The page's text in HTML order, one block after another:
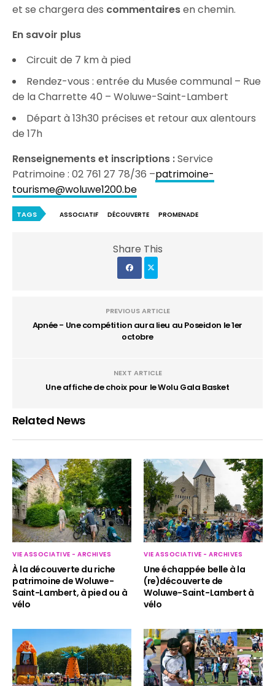
et se chargera des commentairesen chemin.
En savoir plus
Circuit de 7 km à pied
Rendez-vous : entrée du Musée communal – Rue
de la Charrette 40 – Woluwe-Saint-Lambert
Départ à 13h30 précises et retour aux alentours
de 17h
Renseignements et inscriptions :Service
Patrimoine : 02 761 27 78/36 –patrimoine-
tourisme@woluwe1200.be
TAGS ASSOCIATIF DÉCOUVERTE PROMENADE
Share This
PREVIOUS ARTICLE
Apnée - Une compétition aura lieu au Poseidon le 1er
octobre
NEXT ARTICLE
Une affiche de choix pour le Wolu Gala Basket
Related News
VIE ASSOCIATIVE - ARCHIVES
À la découverte du riche
patrimoine de Woluwe-
Saint-Lambert, à pied ou à
vélo
VIE ASSOCIATIVE - ARCHIVES
Une échappée belle à la
(re)découverte de
Woluwe-Saint-Lambert à
vélo